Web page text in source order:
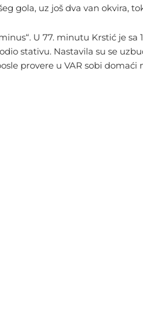
gola, uz još dva van okvira,
U 77. minutu Krstić je
stativu. Nastavila su se
provere u VAR sobi